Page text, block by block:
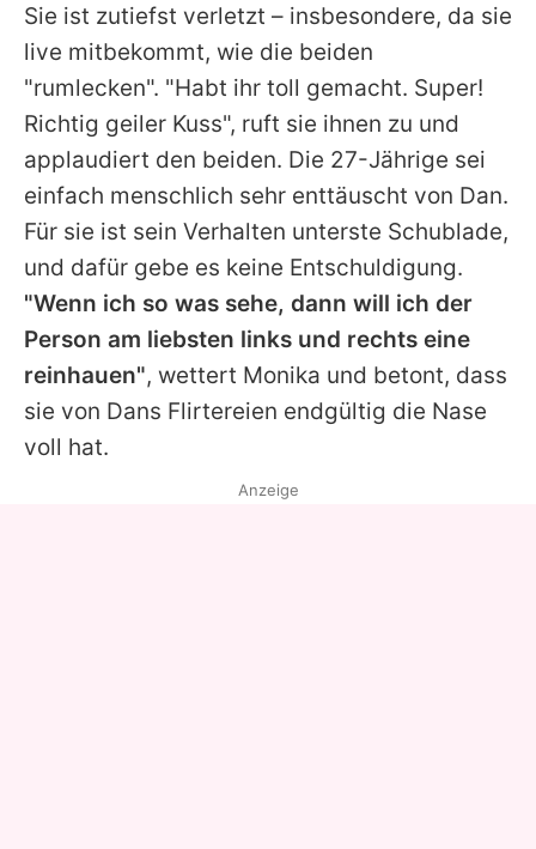
Sie ist zutiefst verletzt – insbesondere, da sie
live mitbekommt, wie die beiden
"rumlecken". "Habt ihr toll gemacht. Super!
Richtig geiler Kuss", ruft sie ihnen zu und
applaudiert den beiden. Die 27-Jährige sei
einfach menschlich sehr enttäuscht von Dan.
Für sie ist sein Verhalten unterste Schublade,
und dafür gebe es keine Entschuldigung.
"Wenn ich so was sehe, dann will ich der
Person am liebsten links und rechts eine
reinhauen", wettert Monika und betont, dass
sie von Dans Flirtereien endgültig die Nase
voll hat.
Anzeige